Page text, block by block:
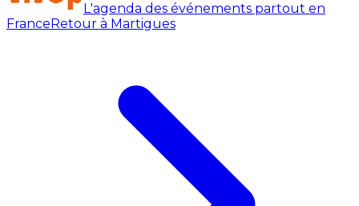
L'agenda des événements partout en
FranceRetour à Martigues